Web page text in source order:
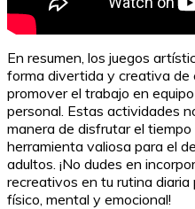
En resumen, los juegos
forma divertida y creativa de
promover el trabajo en
personal. Estas actividades
manera de disfrutar el
herramienta valiosa para el
adultos. ¡No dudes en
recreativos en tu rutina
físico, mental y emocional!